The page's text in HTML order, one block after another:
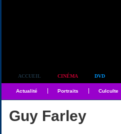
ACCUEIL CINÉMA DVD
Actualité Portraits Culculte
Guy Farley